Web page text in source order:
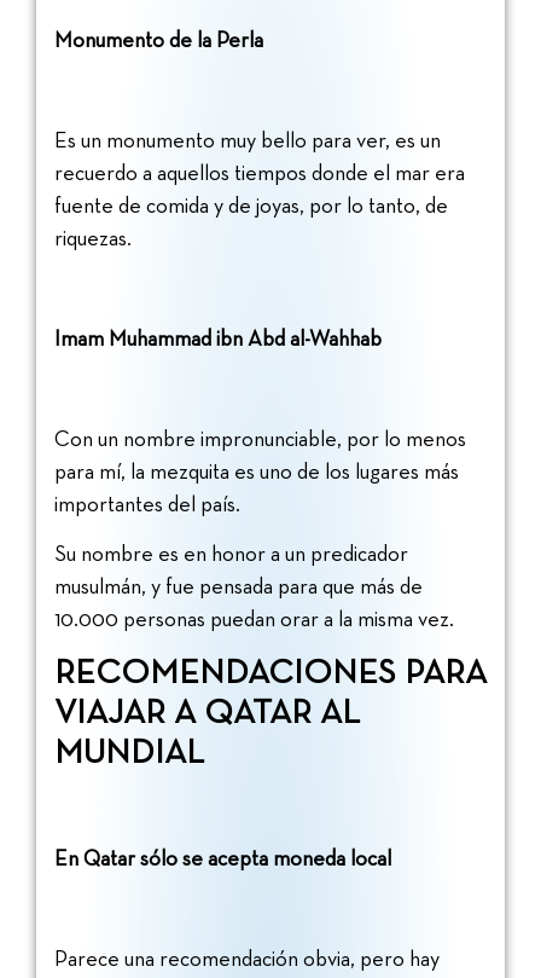
Monumento de la Perla
Es un monumento muy bello para ver, es un
recuerdo a aquellos tiempos donde el mar era
fuente de comida y de joyas, por lo tanto, de
riquezas.
Imam Muhammad ibn Abd al-Wahhab
Con un nombre impronunciable, por lo menos
para mí, la mezquita es uno de los lugares más
importantes del país.
Su nombre es en honor a un predicador
musulmán, y fue pensada para que más de
10.000 personas puedan orar a la misma vez.
RECOMENDACIONES PARA
VIAJAR A QATAR AL
MUNDIAL
En Qatar sólo se acepta moneda local
Parece una recomendación obvia, pero hay